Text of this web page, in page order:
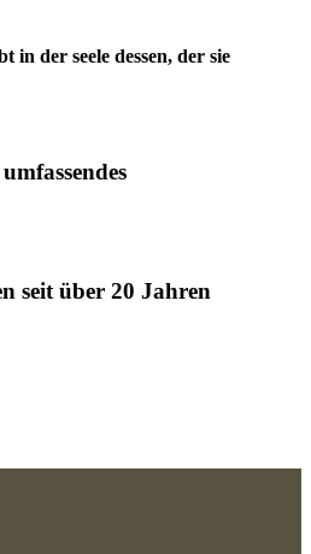
in der seele dessen, der sie
seit über 20 Jahren